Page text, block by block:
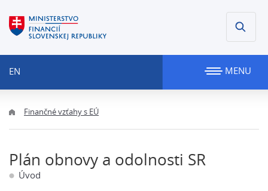
EN MENU
Finančné vzťahy s EÚ
Plán obnovy a odolnosti SR
Úvod